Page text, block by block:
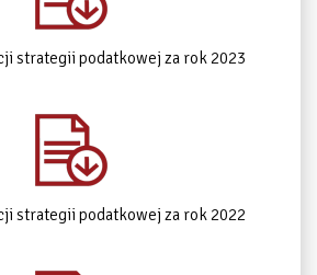
strategii podatkowej za rok 2023
strategii podatkowej za rok 2022